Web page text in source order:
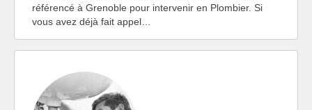
référencé à Grenoble pour intervenir en Plombier. Si
vous avez déjà fait appel…